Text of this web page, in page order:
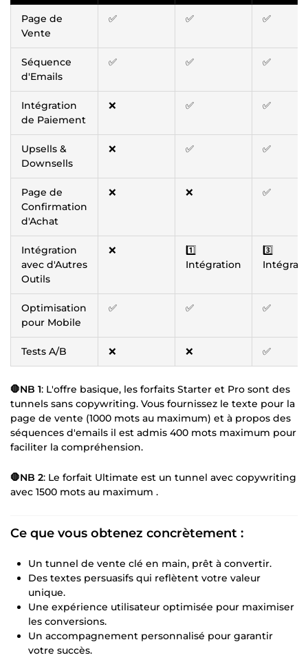
Page de
Vente
✅ ✅ ✅
Séquence
d'Emails
✅ ✅ ✅
Intégration
de Paiement
❌ ✅ ✅
Upsells &
Downsells
❌ ✅ ✅
Page de
Confirmation
d'Achat
❌ ❌ ✅
Intégration
avec d'Autres
Outils
❌
1️⃣
Intégration
3️⃣
Optimisation
pour Mobile
✅ ✅ ✅
Tests A/B ❌ ❌ ✅
🛑NB 1: L'offre basique, les forfaits Starter et Pro sont des
tunnels sans copywriting. Vous fournissez le texte pour la
page de vente (1000 mots au maximum) et à propos des
séquences d'emails il est admis 400 mots maximum pour
faciliter la compréhension.
🛑NB 2: Le forfait Ultimate est un tunnel avec copywriting
avec 1500 mots au maximum .
Ce que vous obtenez concrètement :
Un tunnel de vente clé en main, prêt à convertir.
Des textes persuasifs qui reflètent votre valeur
unique.
Une expérience utilisateur optimisée pour maximiser
les conversions.
Un accompagnement personnalisé pour garantir
votre succès.